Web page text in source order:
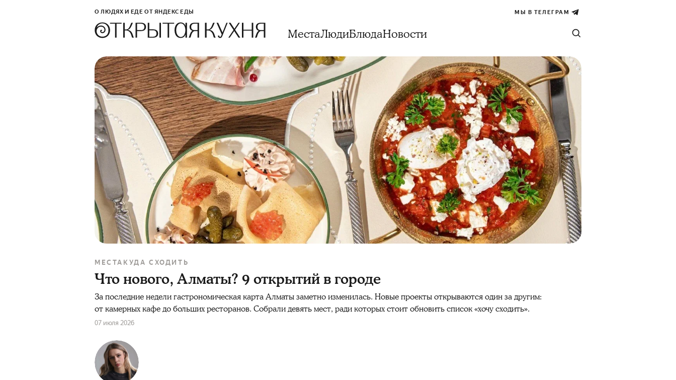
О ЛЮДЯХ И ЕДЕ ОТ ЯНДЕКС ЕДЫ МЫ В ТЕЛЕГРАМ
МестаЛюдиБлюдаНовости
МЕСТА КУДА СХОДИТЬ
Что нового, Алматы? 9 открытий в городе
За последние недели гастрономическая карта Алматы заметно изменилась. Новые проекты открываются один за другим:
от камерных кафе до больших ресторанов. Собрали девять мест, ради которых стоит обновить список «хочу сходить».
07 июля 2026